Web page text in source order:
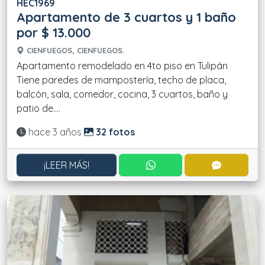
HEC1969
Apartamento de 3 cuartos y 1 baño
por $ 13.000
CIENFUEGOS, CIENFUEGOS.
Apartamento remodelado en 4to piso en Tulipán
Tiene paredes de mampostería, techo de placa,
balcón, sala, comedor, cocina, 3 cuartos, baño y
patio de....
Actualizado:
hace 3 años 32 fotos
¡LEER MÁS! CONTACTAR POR